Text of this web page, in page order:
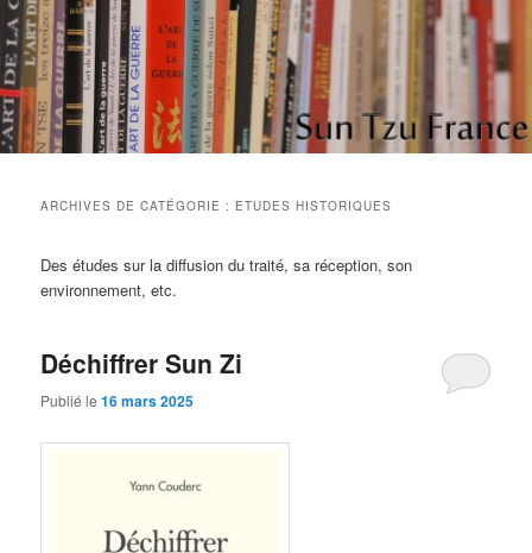
Aller
au
contenu
principal
Aller
au
contenu
secondaireSun Tzu France
Etudes et réflexions sur "L'art de la guerre" de Sun Tzu
ARCHIVES DE CATÉGORIE : ETUDES HISTORIQUES
Des études sur la diffusion du traité, sa réception, son
environnement, etc.
Déchiffrer Sun Zi
Publié le16 mars 2025